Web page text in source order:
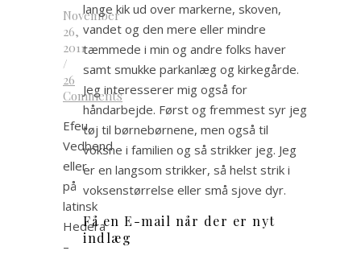
November
26,
2011
/
26
Comments
Efeu,
Vedbend
eller
på
latinsk
Hedera
–
lange kik ud over markerne, skoven,
vandet og den mere eller mindre
tæmmede i min og andre folks haver
samt smukke parkanlæg og kirkegårde.
Jeg interesserer mig også for
håndarbejde. Først og fremmest syr jeg
tøj til børnebørnene, men også til
voksne i familien og så strikker jeg. Jeg
er en langsom strikker, så helst strik i
voksenstørrelse eller små sjove dyr.
Få en E-mail når der er nyt
indlæg